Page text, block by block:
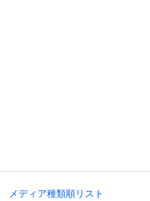
メディア種類順リスト